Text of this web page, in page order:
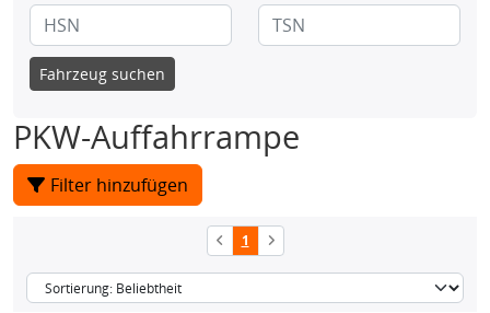
Fahrzeug suchen
PKW-Auffahrrampe
Filter hinzufügen
1